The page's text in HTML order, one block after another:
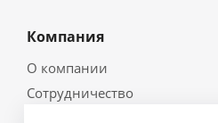
Компания
О компании
Сотрудничество